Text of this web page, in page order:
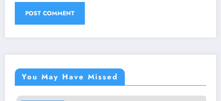
You May Have Missed